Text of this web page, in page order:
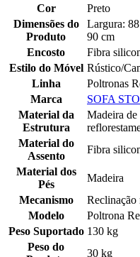
Cor
Preto
Dimensões do
Produto
Largura:
90 cm
Encosto
Fibra
Estilo do Móvel Rústico/
Linha
Poltronas
Marca
SOFA
Material da
Estrutura
Madeira de
Material do
Assento
Fibra
Material dos
Pés
Madeira
Mecanismo
Reclinação
Modelo
Poltrona
Peso Suportado 130 kg
Peso do
30 kg